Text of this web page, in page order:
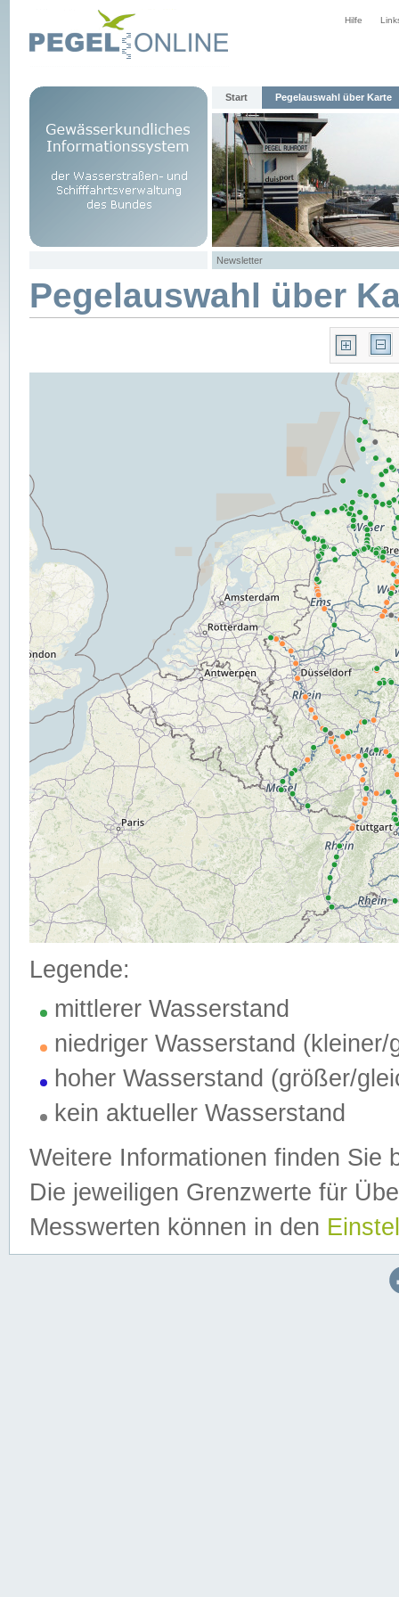
Hilfe
Start Pegelauswahl über Karte
Newsletter
Pegelauswahl über
Legende:
mittlerer Wasserstand
niedriger Wasserstand (kleiner/
hoher Wasserstand (größer/
kein aktueller Wasserstand
Weitere Informationen finden Sie
Die jeweiligen Grenzwerte für
Messwerten können in den